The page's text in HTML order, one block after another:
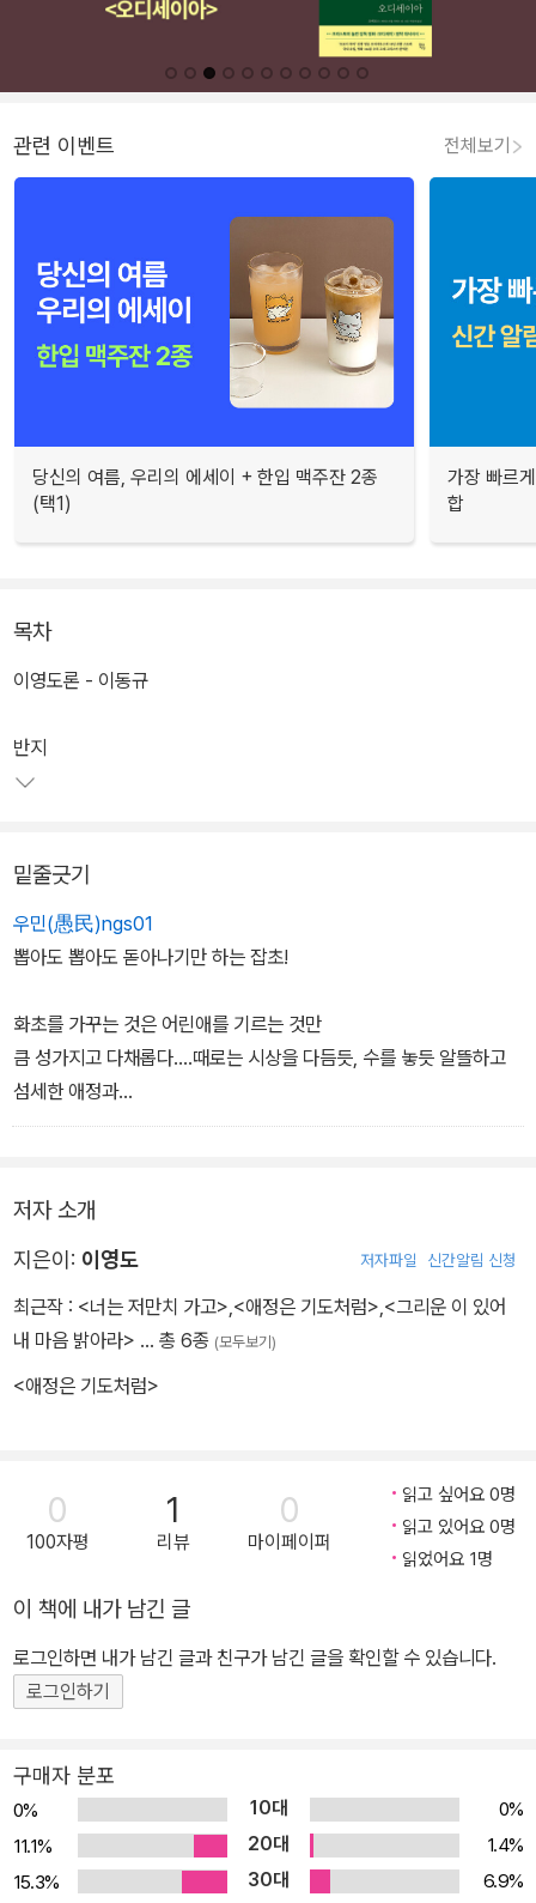
관련 이벤트 전체보기
당신의 여름, 우리의 에세이 + 한입 맥주잔 2종
(택1)
가장 빠르
합
목차
이영도론 - 이동규
반지
밑줄긋기
우민(愚民)ngs01
뽑아도 뽑아도 돋아나기만 하는 잡초!
화초를 가꾸는 것은 어린애를 기르는 것만
큼 성가지고 다채롭다....때로는 시상을 다듬듯, 수를 놓듯 알뜰하고
섬세한 애정과
헤아림을 기울여야 한다.
달라진다. 많이 보살피면 곱게 피어 주고,
함부로 버려 두면 고아처럼 남루해진다.
저자 소개
지은이: 이영도 저자파일 신간알림 신청
최근작 : <너는 저만치 가고>,<애정은 기도처럼>,<그리운 이 있어
내 마음 밝아라> … 총 6종 (모두보기)
<애정은 기도처럼>
0
100자평
1
리뷰
0
마이페이퍼
읽고 싶어요 0명
읽고 있어요 0명
읽었어요 1명
이 책에 내가 남긴 글
로그인하면 내가 남긴 글과 친구가 남긴 글을 확인할 수 있습니다.
로그인하기
구매자 분포
0% 10대
0%
11.1%
20대
1.4%
15.3%
30대
6.9%